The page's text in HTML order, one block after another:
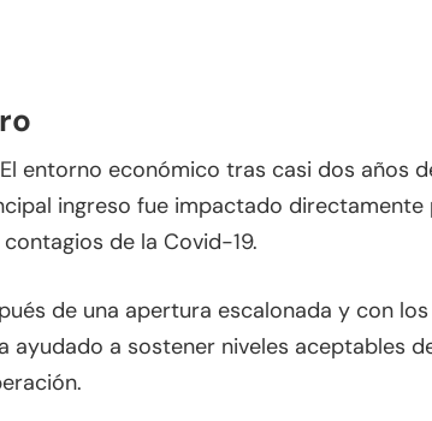
entorno económico tras casi dos años
ingreso fue impactado
de la Covid-19.
de una apertura escalonada y con
ayudado a sostener niveles aceptables